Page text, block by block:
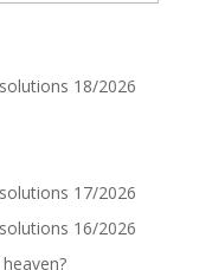
18/2026
17/2026
16/2026